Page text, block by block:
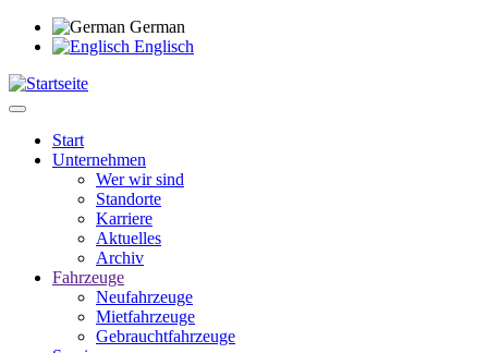
Direkt
zum
German
Englisch
Main
Start
Unternehmen
Wer wir sind
Standorte
Karriere
Aktuelles
Archiv
Fahrzeuge
Neufahrzeuge
Mietfahrzeuge
Gebrauchtfahrzeuge